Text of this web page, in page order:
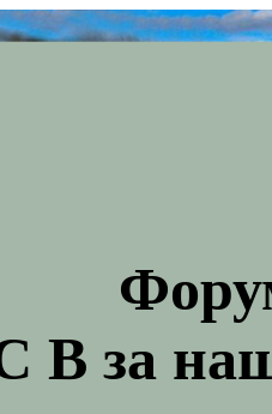
В за